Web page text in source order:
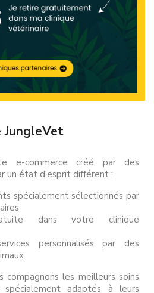
JungleVet
e-commerce créé par des
un état d'esprit différent :
spécialement sélectionnés par
dans votre clinique
personnalisés par des
compagnons les meilleurs soins
adaptés à leurs